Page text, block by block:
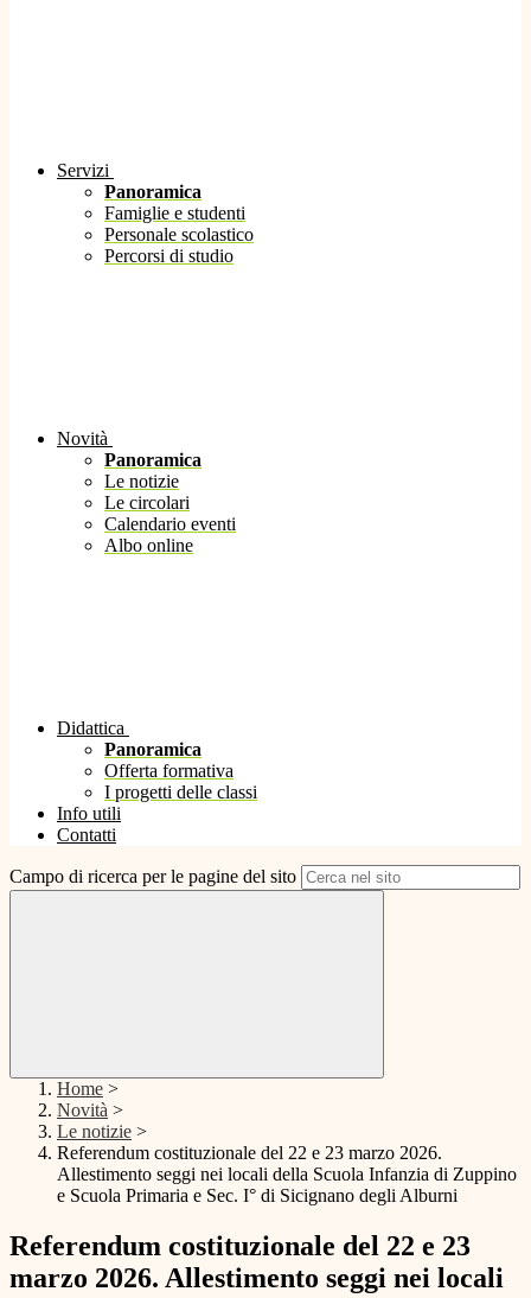
Servizi
Panoramica
Famiglie e studenti
Personale scolastico
Percorsi di studio
Novità
Panoramica
Le notizie
Le circolari
Calendario eventi
Albo online
Didattica
Panoramica
Offerta formativa
I progetti delle classi
Info utili
Contatti
Campo di ricerca per le pagine del sito
Home >
Novità >
Le notizie >
Referendum costituzionale del 22 e 23 marzo 2026.
Allestimento seggi nei locali della Scuola Infanzia di Zuppino
e Scuola Primaria e Sec. I° di Sicignano degli Alburni
Referendum costituzionale del 22 e 23
marzo 2026. Allestimento seggi nei locali